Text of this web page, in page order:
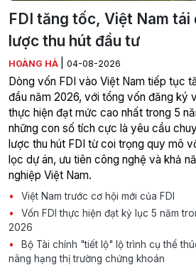
FDI tăng tốc, Việt Nam tái
lược thu hút đầu tư
HOÀNG HÀ 04-08-2026
Dòng vốn FDI vào Việt Nam tiếp tục
đầu năm 2026, với tổng vốn đăng ký
thực hiện đạt mức cao nhất trong 5
những con số tích cực là yêu cầu
lược thu hút FDI từ coi trọng quy mô
lọc dự án, ưu tiên công nghệ và khả
nghiệp Việt Nam.
Việt Nam trước cơ hội mới của FDI
Vốn FDI thực hiện đạt kỷ lục 5 năm
2026
Bộ Tài chính "tiết lộ" lộ trình cụ thể
nâng hạng thị trường chứng khoán